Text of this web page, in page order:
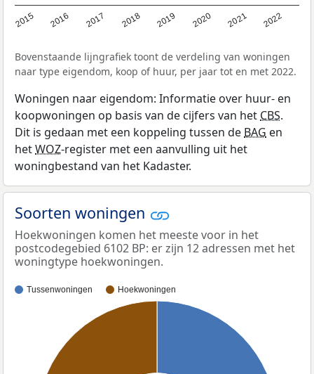
2015 2016 2017 2018 2019 2020 2021 2022
Bovenstaande lijngrafiek toont de verdeling van woningen
naar type eigendom, koop of huur, per jaar tot en met 2022.
Woningen naar eigendom: Informatie over huur- en
koopwoningen op basis van de cijfers van hetCBS.
Dit is gedaan met een koppeling tussen deBAG en
hetWOZ-register met een aanvulling uit het
woningbestand van het Kadaster.
Soorten woningen
Hoekwoningen komen het meeste voor in het
postcodegebied 6102 BP: er zijn 12 adressen met het
woningtype hoekwoningen.
Tussenwoningen Hoekwoningen